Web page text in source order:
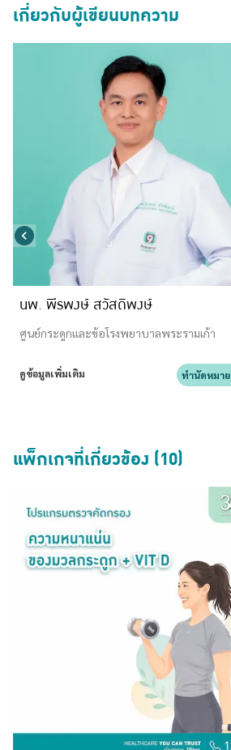
เกี่ยวกับผู้เขียนบทความ
นพ. พีรพงษ์ สวัสดิพงษ์
ศูนย์กระดูกและข้อโรงพยาบาลพระรามเก้า
ดูข้อมูลเพิ่มเติม ทำนัดหมาย
แพ็กเกจที่เกี่ยวข้อง (10)